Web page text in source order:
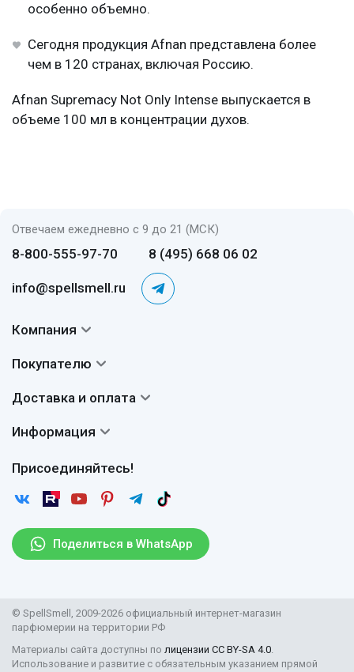
особенно объемно.
Сегодня продукция Afnan представлена более
чем в 120 странах, включая Россию.
Afnan Supremacy Not Only Intense выпускается в
объеме 100 мл в концентрации духов.
Отвечаем ежедневно с 9 до 21 (МСК)
8-800-555-97-70 8 (495) 668 06 02
info@spellsmell.ru
Поделиться в WhatsApp
Присоединяйтесь!
Компания
Авторы
Сертификаты
Покупателю
Вопросы и ответы
Отзывы
Рассылка
Доставка и оплата
Доставка
Возврат
Информация
Пользовательское соглашение
Защита персональных данных
Правила продажи товаров (Постановление Правительства
Поставщикам
© SpellSmell, 2009-2026 официальный интернет-магазин
парфюмерии на территории РФ
Материалы сайта доступны по лицензии CC BY-SA 4.0.
Использование и развитие с обязательным указанием прямой